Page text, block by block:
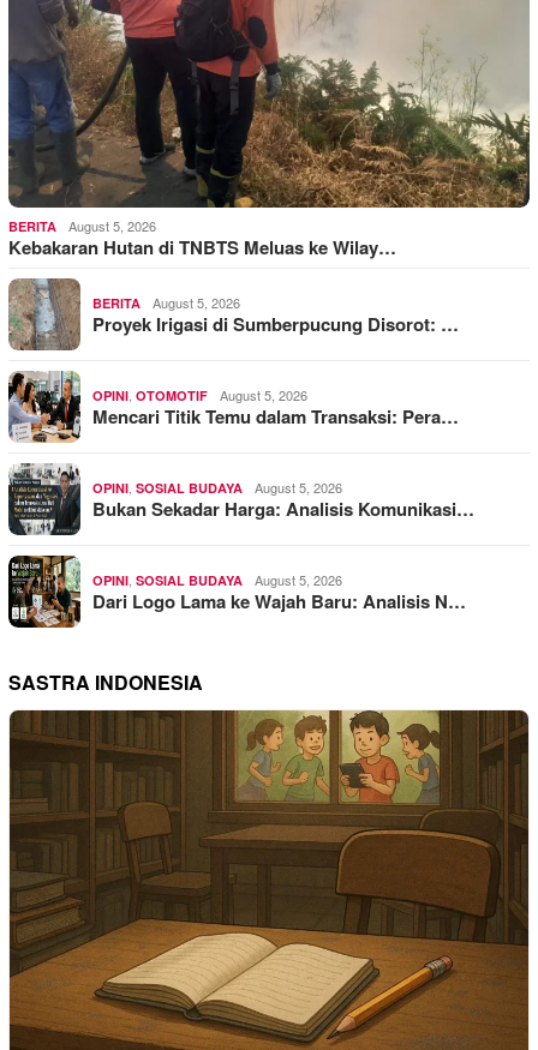
BERITA August 5, 2026
Kebakaran Hutan di TNBTS Meluas ke Wilay…
BERITA August 5, 2026
Proyek Irigasi di Sumberpucung Disorot: …
OPINI OTOMOTIF August 5, 2026
Mencari Titik Temu dalam Transaksi: Pera…
OPINI SOSIAL BUDAYA August 5, 2026
Bukan Sekadar Harga: Analisis Komunikasi…
OPINI SOSIAL BUDAYA August 5, 2026
Dari Logo Lama ke Wajah Baru: Analisis N…
SASTRA INDONESIA